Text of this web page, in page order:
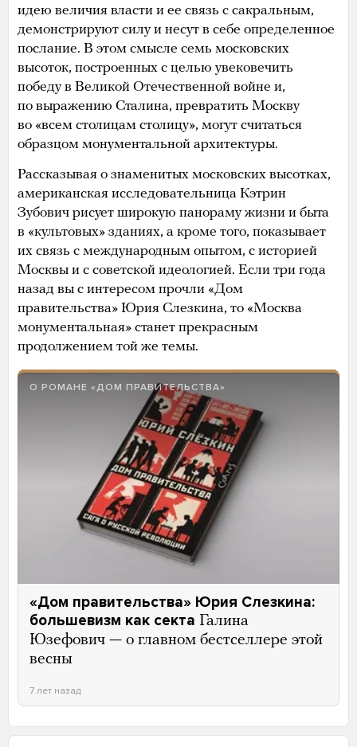
идею величия власти и ее связь с сакральным,
демонстрируют силу и несут в себе определенное
послание. В этом смысле семь московских
высоток, построенных с целью увековечить
победу в Великой Отечественной войне и,
по выражению Сталина, превратить Москву
во «всем столицам столицу», могут считаться
образцом монументальной архитектуры.
Рассказывая о знаменитых московских высотках,
американская исследовательница Кэтрин
Зубович рисует широкую панораму жизни и быта
в «культовых» зданиях, а кроме того, показывает
их связь с международным опытом, с историей
Москвы и с советской идеологией. Если три года
назад вы с интересом прочли «Дом
правительства» Юрия Слезкина, то «Москва
монументальная» станет прекрасным
продолжением той же темы.
О РОМАНЕ «ДОМ ПРАВИТЕЛЬСТВА»
«Дом правительства» Юрия Слезкина:
большевизм как секта Галина
Юзефович — о главном бестселлере этой
весны
7 лет назад